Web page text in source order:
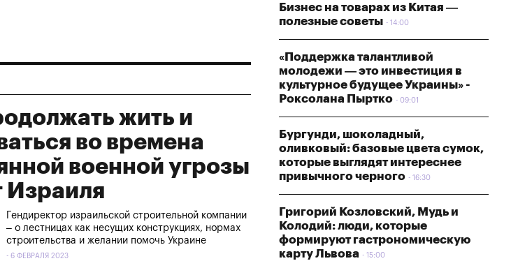
жить и
во времена
военной угрозы
Израиля
Гендиректор израильской строительной компании
– о лестницах как несущих конструкциях, нормах
строительства и желании помочь Украине
- 6 ФЕВРАЛЯ 2023
Бизнес на товарах из Китая —
полезные советы
14:00
«Поддержка талантливой
молодежи — это инвестиция в
культурное будущее Украины» -
Роксолана Пыртко
09:01
Бургунди, шоколадный,
оливковый: базовые цвета сумок,
которые выглядят интереснее
привычного черного
16:30
Григорий Козловский, Мудь и
Колодий: люди, которые
формируют гастрономическую
карту Львова
15:00